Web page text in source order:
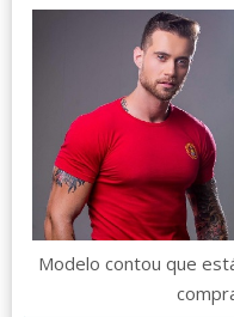
Modelo contou que